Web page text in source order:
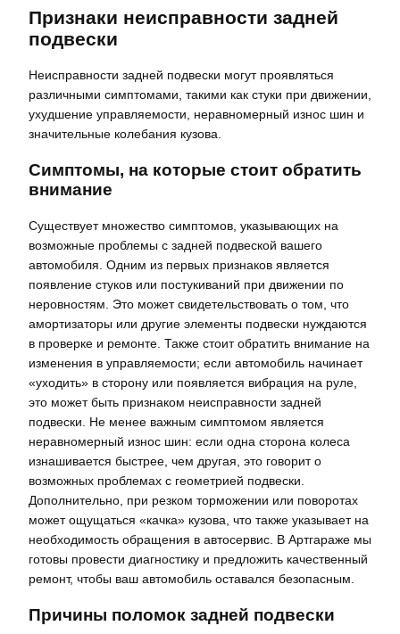
Признаки неисправности задней
подвески
Неисправности задней подвески могут проявляться
различными симптомами, такими как стуки при движении,
ухудшение управляемости, неравномерный износ шин и
значительные колебания кузова.
Симптомы, на которые стоит обратить
внимание
Существует множество симптомов, указывающих на
возможные проблемы с задней подвеской вашего
автомобиля. Одним из первых признаков является
появление стуков или постукиваний при движении по
неровностям. Это может свидетельствовать о том, что
амортизаторы или другие элементы подвески нуждаются
в проверке и ремонте. Также стоит обратить внимание на
изменения в управляемости; если автомобиль начинает
«уходить» в сторону или появляется вибрация на руле,
это может быть признаком неисправности задней
подвески. Не менее важным симптомом является
неравномерный износ шин: если одна сторона колеса
изнашивается быстрее, чем другая, это говорит о
возможных проблемах с геометрией подвески.
Дополнительно, при резком торможении или поворотах
может ощущаться «качка» кузова, что также указывает на
необходимость обращения в автосервис. В Артгараже мы
готовы провести диагностику и предложить качественный
ремонт, чтобы ваш автомобиль оставался безопасным.
Причины поломок задней подвески